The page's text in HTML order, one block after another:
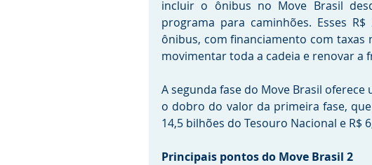
incluir o ônibus no Move Brasil
programa para caminhões. Esses
ônibus, com financiamento com
movimentar toda a cadeia e renovar a
A segunda fase do Move Brasil
o dobro do valor da primeira fase,
14,5 bilhões do Tesouro Nacional e R$
Principais pontos do Move Brasil 2